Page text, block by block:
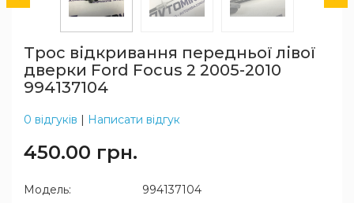
Трос відкривання передньої лівої
дверки Ford Focus 2 2005-2010
994137104
0 відгуків | Написати відгук
450.00 грн.
Модель:
994137104